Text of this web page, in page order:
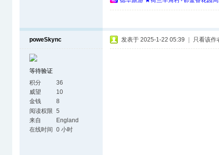
poweSkync
等待验证
积分
36
威望
10
金钱
8
阅读权限 5
来自
England
在线时间
0 小时
发表于 2025-1-22 05:39 只看该作